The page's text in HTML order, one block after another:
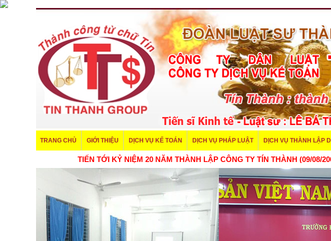
TRANG CHỦ GIỚI THIỆU DỊCH VỤ KẾ TOÁN DỊCH VỤ PHÁP LUẬT DỊCH VỤ THÀNH LẬP
TIẾN TỚI KỶ NIỆM 20 NĂM THÀNH LẬP CÔNG TY TÍN THÀNH